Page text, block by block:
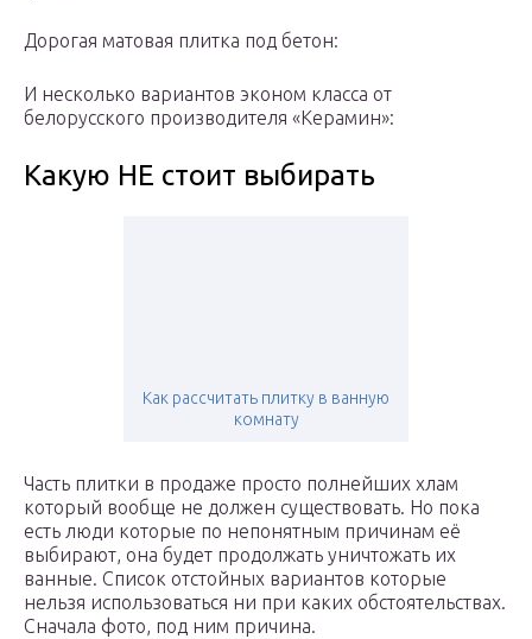
Дорогая матовая плитка под бетон:
И несколько вариантов эконом класса от
белорусского производителя «Керамин»:
Какую НЕ стоит выбирать
Как рассчитать плитку в ванную
комнату
Часть плитки в продаже просто полнейших хлам
который вообще не должен существовать. Но пока
есть люди которые по непонятным причинам её
выбирают, она будет продолжать уничтожать их
ванные. Список отстойных вариантов которые
нельзя использоваться ни при каких обстоятельствах.
Сначала фото, под ним причина.